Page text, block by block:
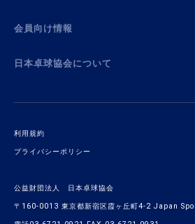
会員向け情報
日本卓球協会について
利用規約
プライバシーポリシー
公益財団法人 日本卓球協会
〒160-0013 東京都新宿区霞ヶ丘町4-2 Japan